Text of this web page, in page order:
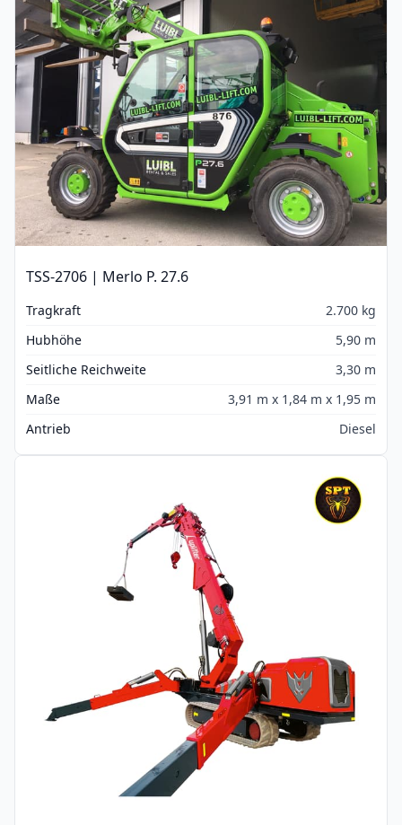
TSS-2706 | Merlo P. 27.6
Tragkraft
2.700 kg
Hubhöhe
5,90 m
Seitliche Reichweite
3,30 m
Maße
3,91 m x 1,84 m x 1,95 m
Antrieb
Diesel